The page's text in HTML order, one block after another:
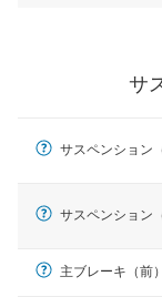
サ
サスペンション
サスペンション
主ブレーキ（前）